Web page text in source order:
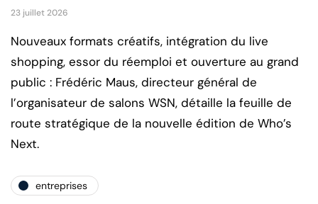
23 juillet 2026
Nouveaux formats créatifs, intégration du live
shopping, essor du réemploi et ouverture au grand
public : Frédéric Maus, directeur général de
l’organisateur de salons WSN, détaille la feuille de
route stratégique de la nouvelle édition de Who’s
Next.
entreprises